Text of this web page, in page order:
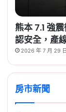
熊本 7.1 強
認安全，產
2026 年 7 月 29 日
房市新聞